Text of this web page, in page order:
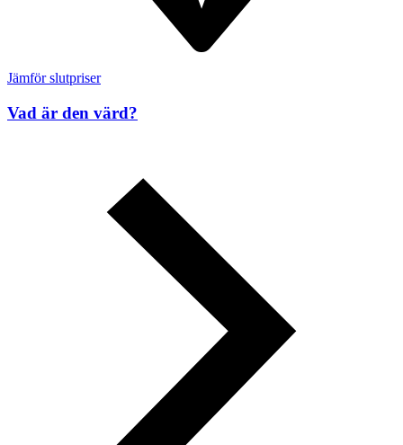
Jämför slutpriser
Vad är den värd?